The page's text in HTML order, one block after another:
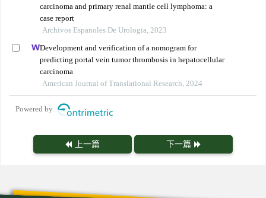
carcinoma and primary renal mantle cell lymphoma: a
case report
Archivos Espanoles De Urologia, 2023
Development and verification of a nomogram for
predicting portal vein tumor thrombosis in hepatocellular
carcinoma
American Journal of Translational Research, 2024
Powered by
上一篇 下一篇